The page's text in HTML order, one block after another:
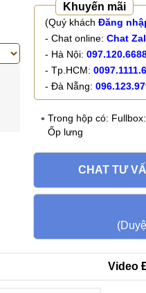
Khuyến mãi
(Quý khách Đăng
- Chat online: Chat
- Hà Nội:
- Tp.HCM:
- Đà Nẵng:
Trong hộp có:
Ốp lưng
CHAT TƯ
Video